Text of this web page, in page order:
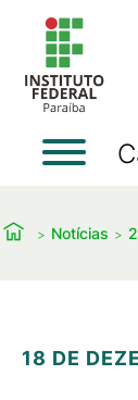
Notícias
18 DE